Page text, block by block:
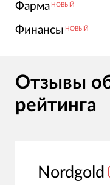
Фарма НОВЫЙ
Финансы НОВЫЙ
Отзывы
рейтинга
Nordgold